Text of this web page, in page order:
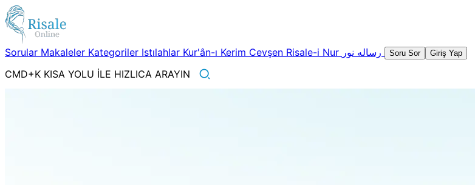
Sorular Makaleler Kategoriler Istılahlar Kur'ân-ı Kerim Cevşen Risale-i Nur Soru Sor Giriş Yap
CMD+K KISA YOLU İLE HIZLICA ARAYIN